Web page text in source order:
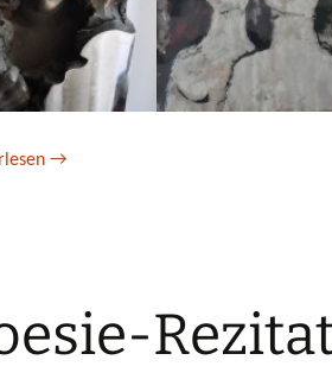
Poetisches Abendkonzert”
→